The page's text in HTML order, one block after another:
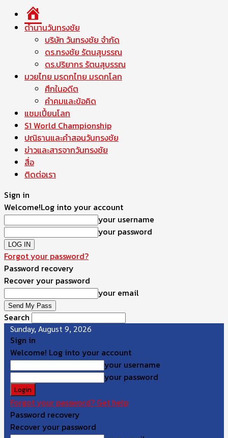
แรก
ตำนานวันทรงชัย
บริษัท วันทรงชัย จำกัด
ดร.ทรงชัย รัตนสุบรรณ
ดร.ปริยากร รัตนสุบรรณ
มวยไทย มรดกไทย มรดกโลก
ศึกในอดีต
คำคมและข้อคิด
แชมเปี้ยนโลก
S1 World Championship
ปณิธานและคำสอนวันทรงชัย
ข่าวและสารจากวันทรงชัย
สื่อ
ติดต่อเรา
Sign in
Welcome!Log into your account
your username
your password
Forgot your password?
Password recovery
Recover your password
your email
Search
Sunday, August 9, 2026
Sign in
Welcome! Log into your account
your username
your password
Forgot your password? Get help
Password recovery
Recover your password